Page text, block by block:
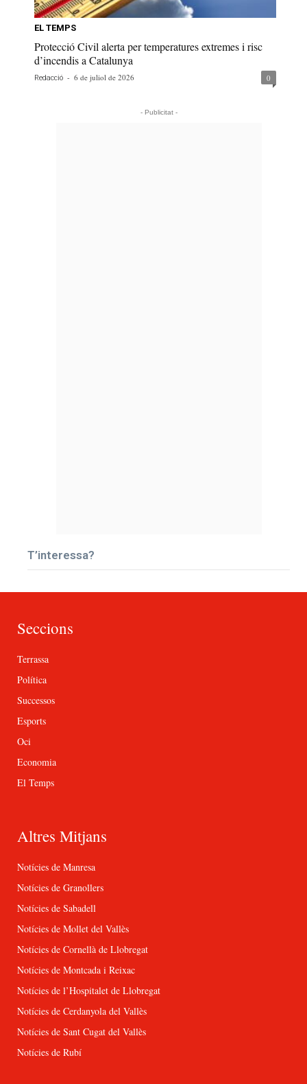
EL TEMPS
Protecció Civil alerta per temperatures extremes i risc
d’incendis a Catalunya
Redacció - 6 de juliol de 2026 0
- Publicitat -
T’interessa?
Seccions
Terrassa
Política
Successos
Esports
Oci
Economia
El Temps
Altres Mitjans
Notícies de Manresa
Notícies de Granollers
Notícies de Sabadell
Notícies de Mollet del Vallès
Notícies de Cornellà de Llobregat
Notícies de Montcada i Reixac
Notícies de l’Hospitalet de Llobregat
Notícies de Cerdanyola del Vallès
Notícies de Sant Cugat del Vallès
Notícies de Rubí